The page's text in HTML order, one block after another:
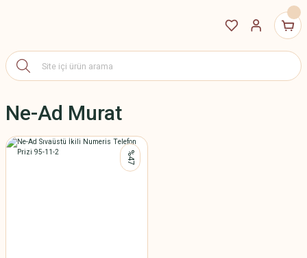
Ne-Ad Murat
%47